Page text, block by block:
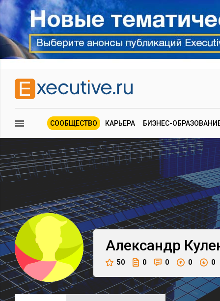
СООБЩЕСТВО КАРЬЕРА БИЗНЕС-
Александр
50 0 0 0 0